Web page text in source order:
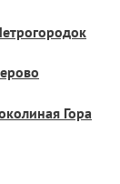
Гора